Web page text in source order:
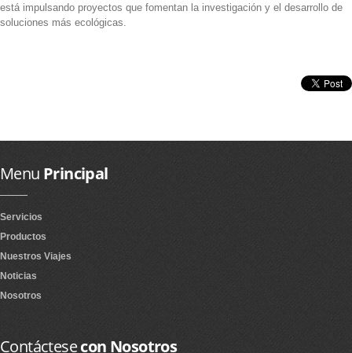
está impulsando proyectos que fomentan la investigación y el desarrollo de
soluciones más ecológicas.
Menu Principal
Servicios
Productos
Nuestros Viajes
Noticias
Nosotros
Contáctesecon Nosotros